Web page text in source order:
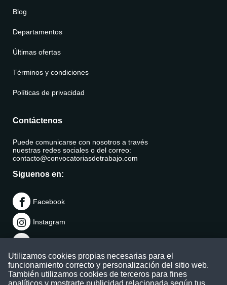
Blog
Departamentos
Últimas ofertas
Términos y condiciones
Políticas de privacidad
Contáctenos
Puede comunicarse con nosotros a través
nuestras redes sociales o del correo:
contacto@convocatoriasdetrabajo.com
Siguenos en:
Facebook
Instagram
Telegram
TikTok
Utilizamos cookies propias necesarias para el
funcionamiento correcto y personalización del sitio web.
También utilizamos cookies de terceros para fines
analíticos y mostrarte publicidad relacionada según tus